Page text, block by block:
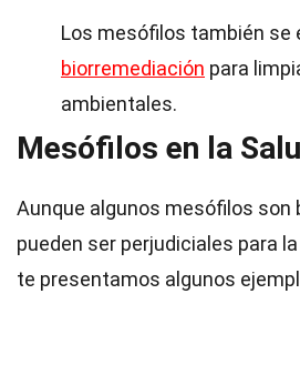
Los mesófilos también se
biorremediación para
ambientales.
Mesófilos en la
Aunque algunos mesófilos son
pueden ser perjudiciales para la
te presentamos algunos